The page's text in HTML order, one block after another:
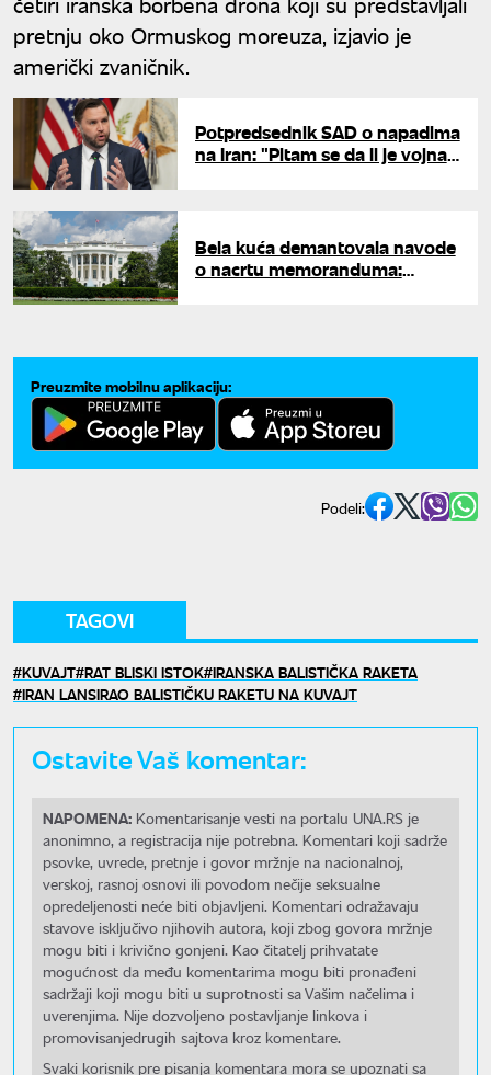
pretnju oko Ormuskog moreuza, izjavio je
američki zvaničnik.
Potpredsednik SAD o napadima
na Iran: "Pitam se da li je vojna
Bela kuća demantovala navode
o nacrtu memoranduma:
Preuzmite mobilnu aplikaciju:
Podeli:
TAGOVI
KUVAJT RAT BLISKI ISTOK IRANSKA BALISTIČKA RAKETA
IRAN LANSIRAO BALISTIČKU RAKETU NA KUVAJT
Ostavite Vaš komentar:
NAPOMENA: Komentarisanje vesti na portalu UNA.RS je
anonimno, a registracija nije potrebna. Komentari koji sadrže
psovke, uvrede, pretnje i govor mržnje na nacionalnoj,
verskoj, rasnoj osnovi ili povodom nečije seksualne
opredeljenosti neće biti objavljeni. Komentari odražavaju
stavove isključivo njihovih autora, koji zbog govora mržnje
mogu biti i krivično gonjeni. Kao čitatelj prihvatate
mogućnost da među komentarima mogu biti pronađeni
sadržaji koji mogu biti u suprotnosti sa Vašim načelima i
uverenjima. Nije dozvoljeno postavljanje linkova i
promovisanjedrugih sajtova kroz komentare.
Svaki korisnik pre pisanja komentara mora se upoznati sa